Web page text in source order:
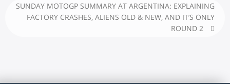
SUNDAY MOTOGP SUMMARY AT ARGENTINA: EXPLAINING
FACTORY CRASHES, ALIENS OLD & NEW, AND IT’S ONLY
ROUND 2